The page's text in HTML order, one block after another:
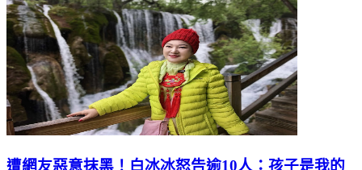
遭網友惡意抹黑！白冰冰怒告逾10人：孩子是我的